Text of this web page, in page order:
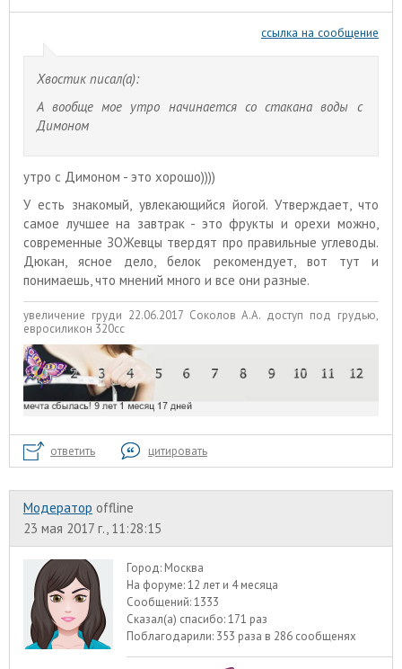
ссылка на сообщение
Хвостик писал(а):
А вообще мое утро начинается со стакана воды с
Димоном
утро с Димоном - это хорошо))))
У есть знакомый, увлекающийся йогой. Утверждает, что
самое лучшее на завтрак - это фрукты и орехи можно,
современные ЗОЖевцы твердят про правильные углеводы.
Дюкан, ясное дело, белок рекомендует, вот тут и
понимаешь, что мнений много и все они разные.
увеличение груди 22.06.2017 Соколов А.А. доступ под грудью,
евросиликон 320сс
ответить цитировать
Модератор offline
23 мая 2017 г., 11:28:15
Город: Москва
На форуме:12 лет и 4 месяца
Сообщений:1333
Сказал(а) спасибо:171 раз
Поблагодарили: 353 раза в 286 сообщенях